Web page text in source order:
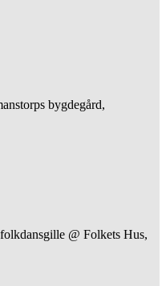
bygdegård,
@ Folkets Hus,